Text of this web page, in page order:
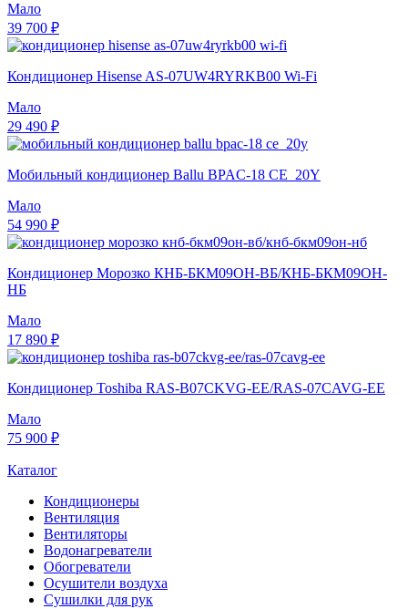
Мало
39 700 ₽
Кондиционер Hisense AS-07UW4RYRKB00 Wi-Fi
Мало
29 490 ₽
Мобильный кондиционер Ballu BPAC-18 CE_20Y
Мало
54 990 ₽
Кондиционер Морозко КНБ-БКМ09ОН-ВБ/КНБ-БКМ09ОН-
НБ
Мало
17 890 ₽
Кондиционер Toshiba RAS-B07CKVG-EE/RAS-07CAVG-EE
Мало
75 900 ₽
Каталог
Кондиционеры
Вентиляция
Вентиляторы
Водонагреватели
Обогреватели
Осушители воздуха
Сушилки для рук